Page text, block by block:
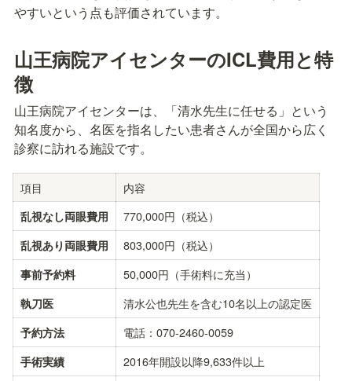
やすいという点も評価されています。
山王病院アイセンターのICL費用と特
徴
山王病院アイセンターは、「清水先生に任せる」という
知名度から、名医を指名したい患者さんが全国から広く
診察に訪れる施設です。
項目 内容
乱視なし両眼費用 770,000円（税込）
乱視あり両眼費用 803,000円（税込）
事前予約料 50,000円（手術料に充当）
執刀医 清水公也先生を含む10名以上の認定医
予約方法 電話：070-2460-0059
手術実績 2016年開設以降9,633件以上